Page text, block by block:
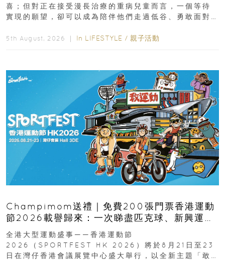
喜；但對正在接受漫長治療的重病兒童而言，一個等待
實現的願望，卻可以成為陪伴他們走過低谷、勇敢面對
5th August, 2026 ｜ In LIFESTYLE / 親子活動
Champimom送禮｜免費200張門票香港運動
節2026載譽歸來：一次睇盡匹克球、新興運
動、街舞比賽＋逾百運動品牌展覽
全港大型運動盛事——香港運動節
2026（SPORTFEST HK 2026）將於8月21日至23
日在灣仔香港會議展覽中心盛大舉行，以全新主題「敢